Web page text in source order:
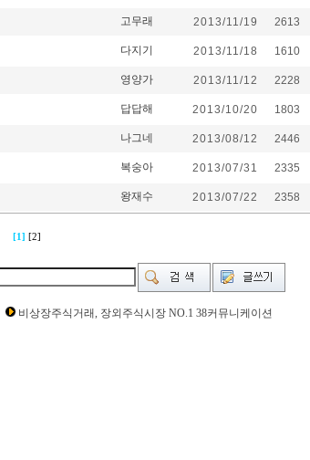
고무래 2013/11/19 2613
다지기 2013/11/18 1610
영양가 2013/11/12 2228
답답해 2013/10/20 1803
나그네 2013/08/12 2446
복숭아 2013/07/31 2335
왕재수 2013/07/22 2358
[1] [2]
비상장주식거래, 장외주식시장 NO.1 38커뮤니케이션